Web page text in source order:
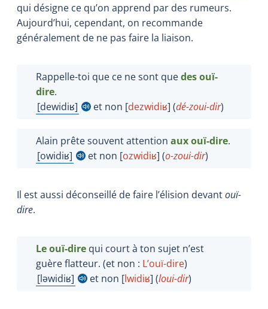
qui désigne ce qu’on apprend par des rumeurs.
Aujourd’hui, cependant, on recommande
généralement de ne pas faire la liaison.
Rappelle-toi que ce ne sont quedes ouï-
dire.
dewidiʁ
Afficher l'infobulle
et non [dezwidiʁ] (dé-zoui-dir)
Alain prête souvent attention aux ouï-dire.
owidiʁ
Afficher l'infobulle
et non [ozwidiʁ] (o-zoui-dir)
Il est aussi déconseillé de faire l’élision devantouï-
dire.
Le ouï-dire qui court à ton sujet n’est
guère flatteur. (et non : L’ouï-dire)
ləwidiʁ
Afficher l'infobulle
et non [lwidiʁ] (loui-dir)